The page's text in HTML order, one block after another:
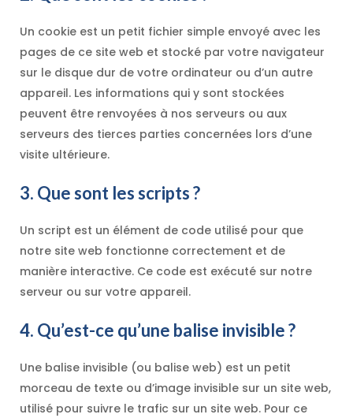
Un cookie est un petit fichier simple envoyé avec les
pages de ce site web et stocké par votre navigateur
sur le disque dur de votre ordinateur ou d’un autre
appareil. Les informations qui y sont stockées
peuvent être renvoyées à nos serveurs ou aux
serveurs des tierces parties concernées lors d’une
visite ultérieure.
3. Que sont les scripts ?
Un script est un élément de code utilisé pour que
notre site web fonctionne correctement et de
manière interactive. Ce code est exécuté sur notre
serveur ou sur votre appareil.
4. Qu’est-ce qu’une balise invisible ?
Une balise invisible (ou balise web) est un petit
morceau de texte ou d’image invisible sur un site web,
utilisé pour suivre le trafic sur un site web. Pour ce